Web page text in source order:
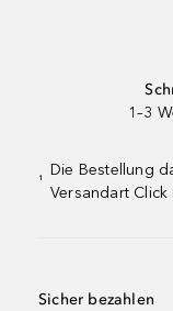
1–3
¹
Die Bestellung
Versandart
Sicher bezahlen